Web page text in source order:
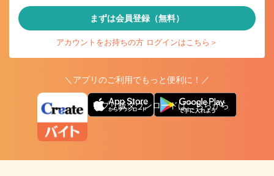
まずは会員登録（無料）
アカウントをお持ちの方 ログインはこちら＞
＼アプリのご利用でもっと便利に！／
アプリ版ダウンロードはこちらから